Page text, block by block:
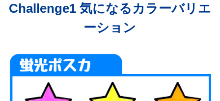
Challenge1 気になるカラーバリエ
ーション